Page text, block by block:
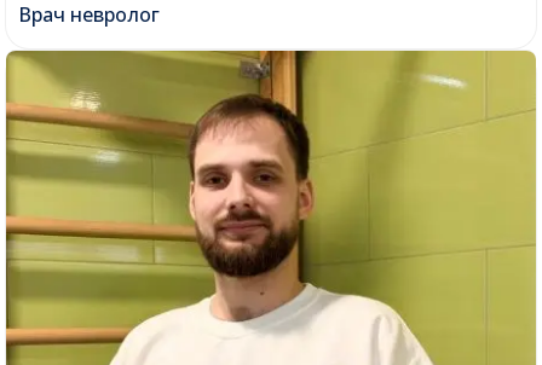
Врач невролог